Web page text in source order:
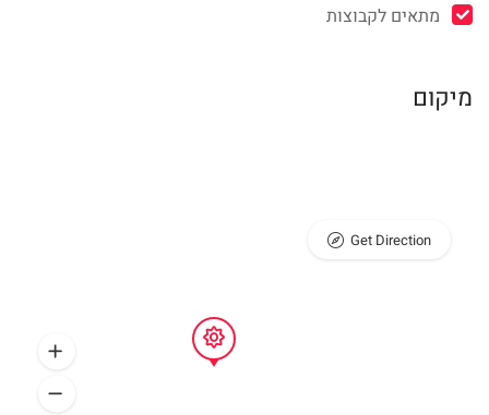
מתאים לקבוצות
מיקום
Get Direction